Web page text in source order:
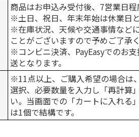
商品はお申込み受付後、7営業日程
※土日、祝日、年末年始は休業日と
※在庫状況、天候や交通事情など
ことがございますので予めご了承
※コンビニ決済、PayEasyでのお
送となります。
※11点以上、ご購入希望の場合は
選択、必要数量を入力し「再計算
い。当画面での「カートに入れる
は1個で結構です。